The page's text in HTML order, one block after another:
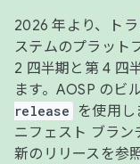
2026 年より、ト
ステムのプラット
2 四半期と第 4 四
ます。AOSP のビ
release
を使用し
ニフェスト ブラン
新のリリースを参